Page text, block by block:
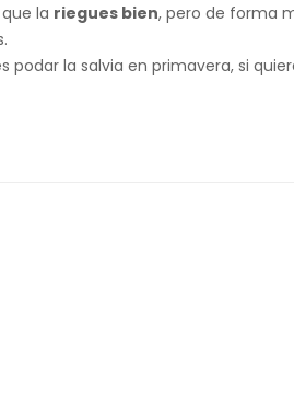
la riegues bien, pero de forma
podar la salvia en primavera, si